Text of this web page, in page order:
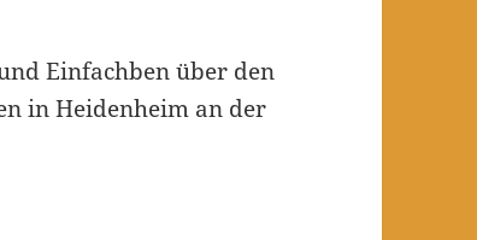
Einfachben über den
in Heidenheim an der